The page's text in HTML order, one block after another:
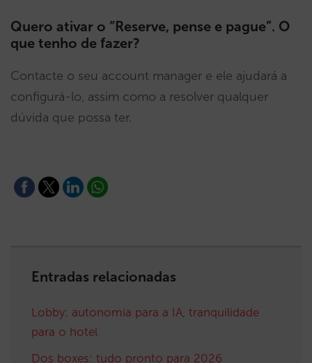
Quero ativar o “Reserve, pense e pague”. O
que tenho de fazer?
Contacte o seu account manager e ele ajudará a
configurá-lo, assim como a resolver qualquer
dúvida que possa ter.
Entradas relacionadas
Lobby: autonomia para a IA, tranquilidade
para o hotel
Dos boxes: tudo pronto para 2026